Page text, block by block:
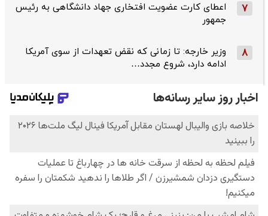
7
اعطای کارت عضویت افتخاری جهاد دانشگاهی به رئیس‌
جمهور
8
وزیر خارجه: تا زمانی که نقض تعهدات از سوی آمریکا
ادامه دارد، شروع مجدد…